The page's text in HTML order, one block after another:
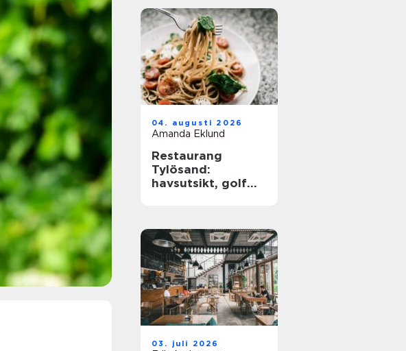
04. augusti 2026
Amanda Eklund
Restaurang
Tylösand:
havsutsikt, golf
03. juli 2026